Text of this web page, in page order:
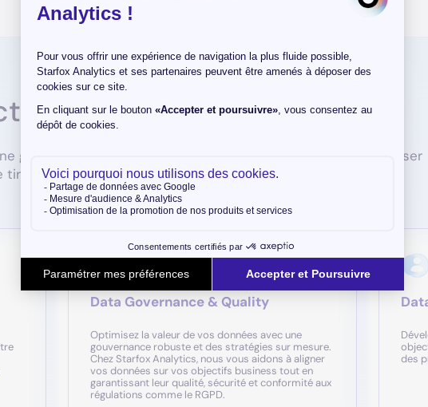
de vos données
gamme complète de services qui vous permettent d’optimiser
pleinement parti de leur valeur stratégique.
Data Governance & Quality
Optimisez la valeur de vos données avec une
gouvernance robuste et des stratégies sur mesure.
Chez Starfox Analytics, nous vous aidons à aligner
vos données sur vos objectifs business tout en
garantissant leur qualité, sécurité et conformité aux
régulations comme le RGPD.
des